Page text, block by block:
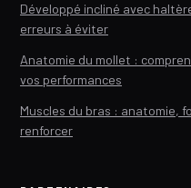
Développé incliné avec
erreurs à éviter
Anatomie du mollet :
vos performances
Muscles du bras : anatomie,
renforcer